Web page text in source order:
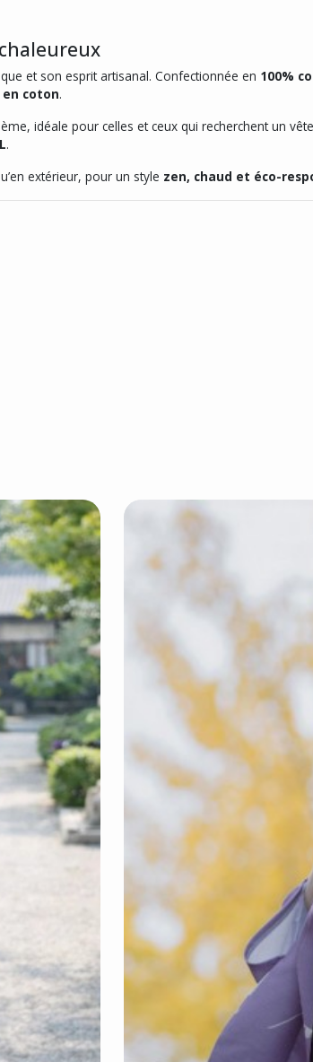
et son esprit artisanal. Confectionnée en 100%
coton.
idéale pour celles et ceux qui recherchent un
.
extérieur, pour un style zen, chaud et éco-